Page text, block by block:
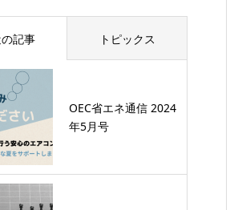
記事 トピックス
OEC省エネ通信 2024
年5月号